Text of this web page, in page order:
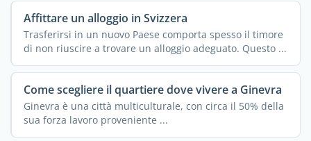
Affittare un alloggio in Svizzera
Trasferirsi in un nuovo Paese comporta spesso il timore
di non riuscire a trovare un alloggio adeguato. Questo ...
Come scegliere il quartiere dove vivere a Ginevra
Ginevra è una città multiculturale, con circa il 50% della
sua forza lavoro proveniente ...